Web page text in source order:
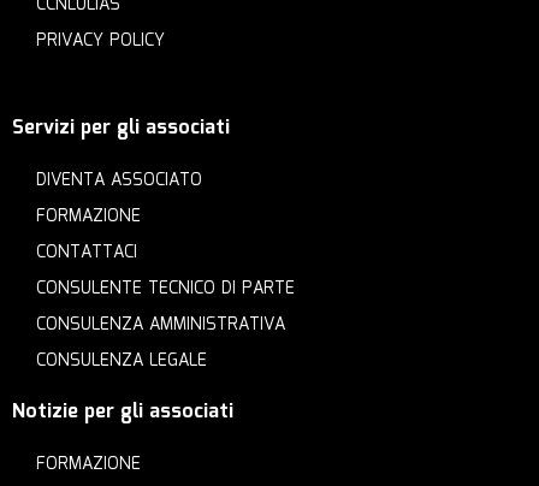
PRIVACY POLICY
Servizi per gli associati
DIVENTA ASSOCIATO
FORMAZIONE
CONTATTACI
CONSULENTE TECNICO DI PARTE
CONSULENZA AMMINISTRATIVA
CONSULENZA LEGALE
Notizie per gli associati
FORMAZIONE